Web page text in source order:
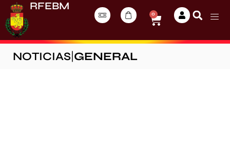
RFEBM
0
NOTICIAS GENERAL